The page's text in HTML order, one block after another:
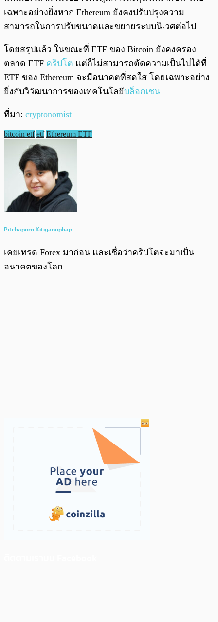
เฉพาะอย่างยิ่งหาก Ethereum ยังคงปรับปรุงความ
สามารถในการปรับขนาดและขยายระบบนิเวศต่อไป
โดยสรุปแล้ว ในขณะที่ ETF ของ Bitcoin ยังคงครอง
ตลาด ETF คริปโต แต่ก็ไม่สามารถตัดความเป็นไปได้ที่
ETF ของ Ethereum จะมีอนาคตที่สดใส โดยเฉพาะอย่าง
ยิ่งกับวิวัฒนาการของเทคโนโลยีบล็อกเชน
ที่มา: cryptonomist
bitcoin etf etf Ethereum ETF
Pitchaporn Kitiyanuphap
เคยเทรด Forex มาก่อน และเชื่อว่าคริปโตจะมาเป็น
อนาคตของโลก